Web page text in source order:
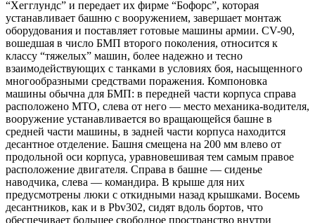
“Хегглундс” и передает их фирме “Бофорс”, которая
устанавливает башню с вооружением, завершает монтаж
оборудования и поставляет готовые машины армии. CV-90,
вошедшая в число БМП второго поколения, относится к
классу “тяжелых” машин, более надежно и тесно
взаимодействующих с танками в условиях боя, насыщенного
многообразными средствами поражения. Компоновка
машины обычна для БМП: в передней части корпуса справа
расположено МТО, слева от него — место механика-водителя,
вооружение устанавливается во вращающейся башне в
средней части машины, в задней части корпуса находится
десантное отделение. Башня смещена на 200 мм влево от
продольной оси корпуса, уравновешивая тем самым правое
расположение двигателя. Справа в башне — сиденье
наводчика, слева — командира. В крыше для них
предусмотрены люки с откидными назад крышками. Восемь
десантников, как и в Pbv302, сидят вдоль бортов, что
обеспечивает большее свободное пространство внутри